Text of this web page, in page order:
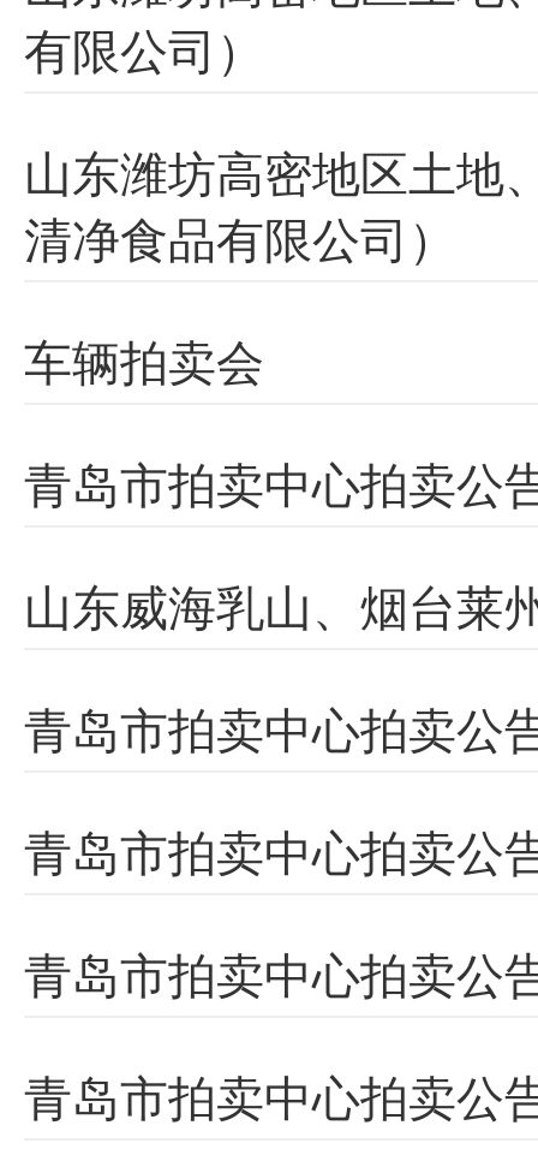
有限公司）
山东潍坊高密地区土地
清净食品有限公司）
车辆拍卖会
青岛市拍卖中心拍卖公
山东威海乳山、烟台莱
青岛市拍卖中心拍卖公
青岛市拍卖中心拍卖公
青岛市拍卖中心拍卖公
青岛市拍卖中心拍卖公